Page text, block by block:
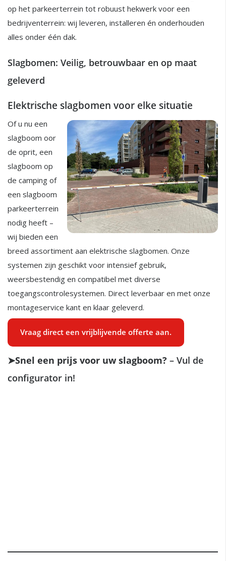
op het parkeerterrein tot robuust hekwerk voor een
bedrijventerrein: wij leveren, installeren én onderhouden
alles onder één dak.
Slagbomen: Veilig, betrouwbaar en op maat
geleverd
Elektrische slagbomen voor elke situatie
Of u nu een
slagboom oor
de oprit, een
slagboom op
de camping of
een slagboom
parkeerterrein
nodig heeft –
wij bieden een
breed assortiment aan elektrische slagbomen. Onze
systemen zijn geschikt voor intensief gebruik,
weersbestendig en compatibel met diverse
toegangscontrolesystemen. Direct leverbaar en met onze
montageservice kant en klaar geleverd.
Vraag direct een vrijblijvende offerte aan.
➤Snel een prijs voor uw slagboom? – Vul de
configurator in!